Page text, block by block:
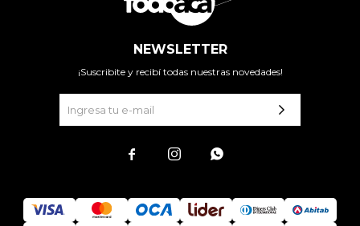
NEWSLETTER
¡Suscribite y recibí todas nuestras novedades!
  